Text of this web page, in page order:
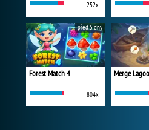
252x
Forest Match 4
804x
před 5 dny
Merge